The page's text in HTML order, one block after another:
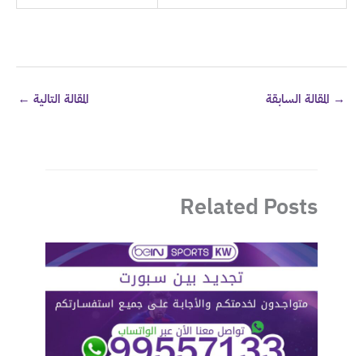
→ المقالة السابقة المقالة التالية ←
Related Posts